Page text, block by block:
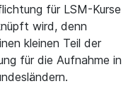
für LSM-Kurse
wird, denn
kleinen Teil der
für die Aufnahme in